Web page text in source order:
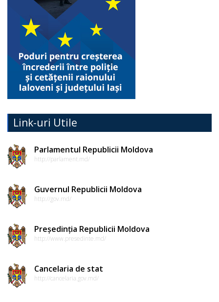
Link-uri Utile
Parlamentul Republicii Moldova
http://parlament.md/
Guvernul Republicii Moldova
http://gov.md/
Președinția Republicii Moldova
http://www.presedinte.md/
Cancelaria de stat
http://cancelaria.gov.md/